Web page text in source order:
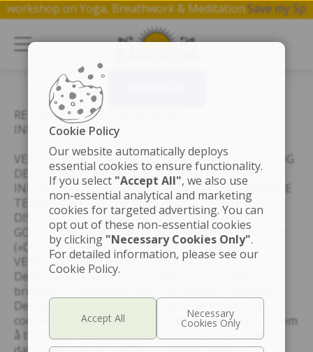
free 1 hr workshop on Yoga, Breathwork & Meditation.
RETNINGSLINJER FOR BRUK AV
INFORMASJONSKAPSLER («COOKIES»)
VED Å FORTSETTE Å BRUKE DETTE NETTSTEDET OG
DETS TJENESTER, GODKJENNER DU BRUKEN AV
INFORMASJONSKAPSLER («COOKIES») OG LIGNENDE
TEKNOLOGIER TIL DE FORMÅLENE BESKREVET I
DISSE RETNINGSLINJENE. DERSOM DU IKKE
GODKJENNER BRUKEN AV INFORMASJONSKAPSLER
(«COOKIES») OG LIGNENDE TEKNOLOGIER,
VENNLIGST IKKE BRUK DENNE NETTSTEDET.
Dette nettstedet bruker cookies for å forbedre
brukerens opplevelse mens de besøker nettstedet.
Der det egner seg, benytter dette nettstedet et
cookie-kontrollsystem som lar brukeren velge mellom
å tillate eller ikke tillate bruken av cookies på deres
Cookie Policy
Our website automatically deploys
essential cookies to ensure functionality.
If you select "Accept All", we also use
non-essential analytical and marketing
cookies for targeted advertising. You can
opt out of these non-essential cookies
by clicking "Necessary Cookies Only".
For detailed information, please see our
Cookie Policy.